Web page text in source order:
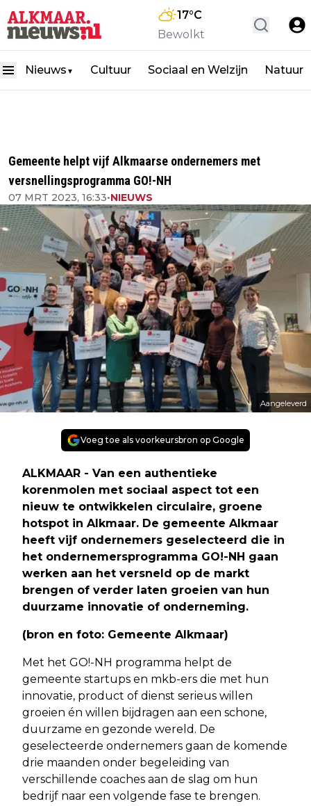
17°C
Bewolkt
Nieuws ▼ Cultuur Sociaal en Welzijn Natuur
Gemeente helpt vijf Alkmaarse ondernemers met
versnellingsprogramma GO!-NH
07 MRT 2023, 16:33•NIEUWS
Aangeleverd
Voeg toe als voorkeursbron op Google
ALKMAAR - Van een authentieke
korenmolen met sociaal aspect tot een
nieuw te ontwikkelen circulaire, groene
hotspot in Alkmaar. De gemeente Alkmaar
heeft vijf ondernemers geselecteerd die in
het ondernemersprogramma GO!-NH gaan
werken aan het versneld op de markt
brengen of verder laten groeien van hun
duurzame innovatie of onderneming.
(bron en foto: Gemeente Alkmaar)
Met het GO!-NH programma helpt de
gemeente startups en mkb-ers die met hun
innovatie, product of dienst serieus willen
groeien én willen bijdragen aan een schone,
duurzame en gezonde wereld. De
geselecteerde ondernemers gaan de komende
drie maanden onder begeleiding van
verschillende coaches aan de slag om hun
bedrijf naar een volgende fase te brengen.